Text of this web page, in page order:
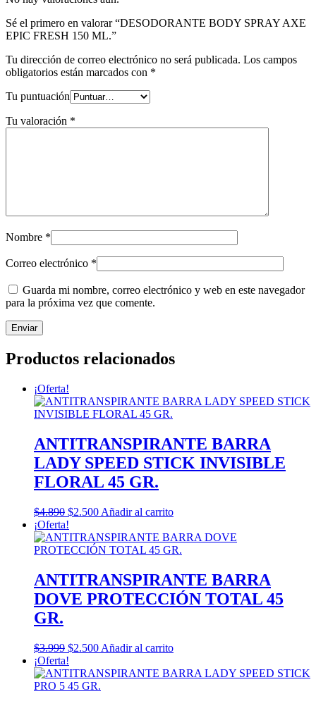
Sé el primero en valorar “DESODORANTE BODY SPRAY AXE
EPIC FRESH 150 ML.”
Tu dirección de correo electrónico no será publicada. Los campos
obligatorios están marcados con *
Tu puntuación
Tu valoración *
Nombre *
Correo electrónico *
Guarda mi nombre, correo electrónico y web en este navegador
para la próxima vez que comente.
Productos relacionados
¡Oferta!
ANTITRANSPIRANTE BARRA
LADY SPEED STICK INVISIBLE
FLORAL 45 GR.
$4.890 El
precio
original
era:
$2.500El
actual
es:
Añadir al carrito
¡Oferta!
ANTITRANSPIRANTE BARRA
DOVE PROTECCIÓN TOTAL 45
GR.
$3.999 El
precio
original
era:
$2.500El
actual
Añadir al carrito
¡Oferta!